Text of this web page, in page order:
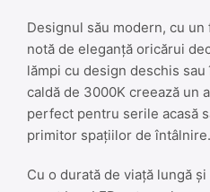
Designul său modern, cu
notă de eleganță oricărui
lămpi cu design deschis
caldă de 3000K creează un
perfect pentru serile acasă
primitor spațiilor de întâlnire.
Cu o durată de viață lungă